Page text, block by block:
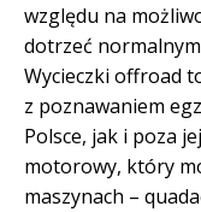
względu na
dotrzeć
Wycieczki offroad
z poznawaniem
Polsce, jak i poza
motorowy, który
maszynach –